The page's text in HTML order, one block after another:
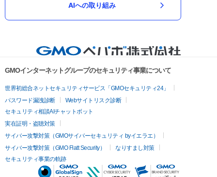
AIへの取り組み
GMOインターネットグループのセキュリティ事業について
世界初総合ネットセキュリティサービス「GMOセキュリティ24」
パスワード漏洩診断
Webサイトリスク診断
セキュリティ相談AIチャットボット
実在証明・盗聴対策
サイバー攻撃対策（GMOサイバーセキュリティ byイエラエ）
サイバー攻撃対策（GMO Flatt Security）
なりすまし対策
セキュリティ事業の軌跡